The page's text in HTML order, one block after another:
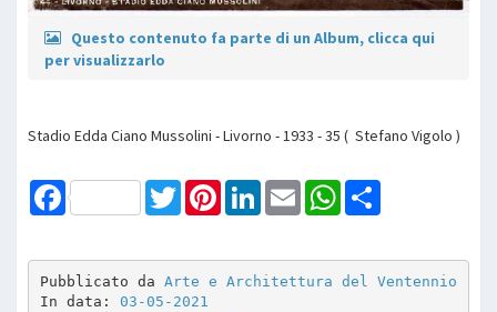
Questo contenuto fa parte di un Album, clicca qui
per visualizzarlo
Stadio Edda Ciano Mussolini - Livorno - 1933 - 35 ( Stefano Vigolo )
Facebook TwitterPinterestLinkedInEmail WhatsApp
Pubblicato da Arte e Architettura del Ventennio
In data: 03-05-2021